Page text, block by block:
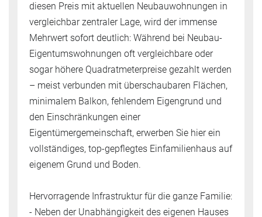
diesen Preis mit aktuellen Neubauwohnungen in
vergleichbar zentraler Lage, wird der immense
Mehrwert sofort deutlich: Während bei Neubau-
Eigentumswohnungen oft vergleichbare oder
sogar höhere Quadratmeterpreise gezahlt werden
– meist verbunden mit überschaubaren Flächen,
minimalem Balkon, fehlendem Eigengrund und
den Einschränkungen einer
Eigentümergemeinschaft, erwerben Sie hier ein
vollständiges, top-gepflegtes Einfamilienhaus auf
eigenem Grund und Boden.
Hervorragende Infrastruktur für die ganze Familie:
- Neben der Unabhängigkeit des eigenen Hauses